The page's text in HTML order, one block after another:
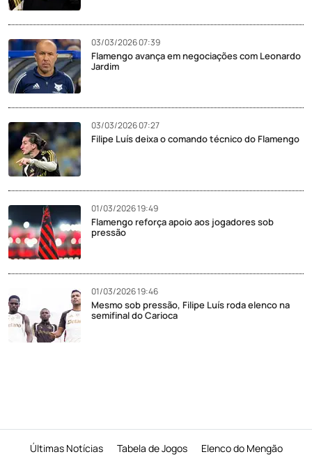
03/03/2026 07:39
Flamengo avança em negociações com Leonardo
Jardim
03/03/2026 07:27
Filipe Luís deixa o comando técnico do Flamengo
01/03/2026 19:49
Flamengo reforça apoio aos jogadores sob
pressão
01/03/2026 19:46
Mesmo sob pressão, Filipe Luís roda elenco na
semifinal do Carioca
Últimas Notícias Tabela de Jogos Elenco do Mengão